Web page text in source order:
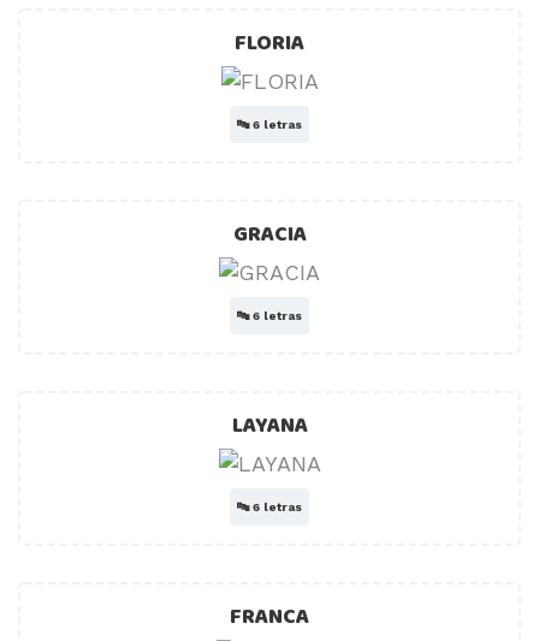
FLORIA
🔤6 letras
GRACIA
🔤6 letras
LAYANA
🔤6 letras
FRANCA